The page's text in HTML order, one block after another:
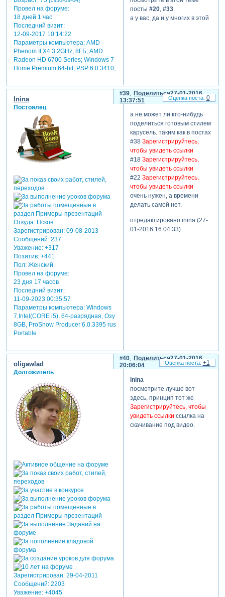
Провел на форуме:
18 дней 1 час
Последний визит:
12-09-2017 10:14:22
Параметры компьютера:AMD
Phenom II X4 3.2GHz; 8ГБ; AMD
Radeon HD 6700 Series; Windows 7
Home Premium 64-bit; PSP 6.0.3410;
посты #20, #33.
а у вас, да и у многих в этой
тайм-линия не занята,
свободна для других задач.
начало урока
Зарегистрируйтесь, чтобы
увидеть ссылки(#75 2.1.
некоторые простые
приемы управления
вращением). там на 1-й
минуте я отметил, , что
координаты
панорамирования можно
использовать как
координаты центра
эллипса. установите их в
(0,0) или близко к этому и
фиксируется на нужном
объекте.
а у нас тут именно
панорамный показ. поэтому
1.увеличить радиус
вращения по x. сделать его
не 40, а 500, например.
соответственно в 10 раз
Поделиться
39
27-01-2016
13:37:51
Inina
Постоялец
Откуда:Псков
Зарегистрирован: 09-08-2013
Сообщений:237
Уважение: +317
Позитив: +441
Пол:Женский
Провел на форуме:
23 дня 17 часов
Последний визит:
11-09-2023 00:35:57
Параметры компьютера:Windows
7,Intel(CORE i5), 64-разрядная, Озу
8GB, ProShow Producer 6.0.3395 rus
Portable
а не может ли кто-нибудь
поделиться готовым стилем
карусель. таким как в постах
#38 Зарегистрируйтесь,
чтобы увидеть ссылки
#18 Зарегистрируйтесь,
чтобы увидеть ссылки
#22 Зарегистрируйтесь,
чтобы увидеть ссылки
очень нужен, а времени
делать самой нет.
отредактировано inina (27-
01-2016 16:04:33)
0
Поделиться
40
27-01-2016
20:06:04
oligawlad
Долгожитель
Зарегистрирован: 29-04-2011
Сообщений:2203
Уважение: +4045
inina
посмотрите лучше вот
здесь, принцип тот же
Зарегистрируйтесь, чтобы
увидеть ссылки ссылка на
скачивание под видео.
+1